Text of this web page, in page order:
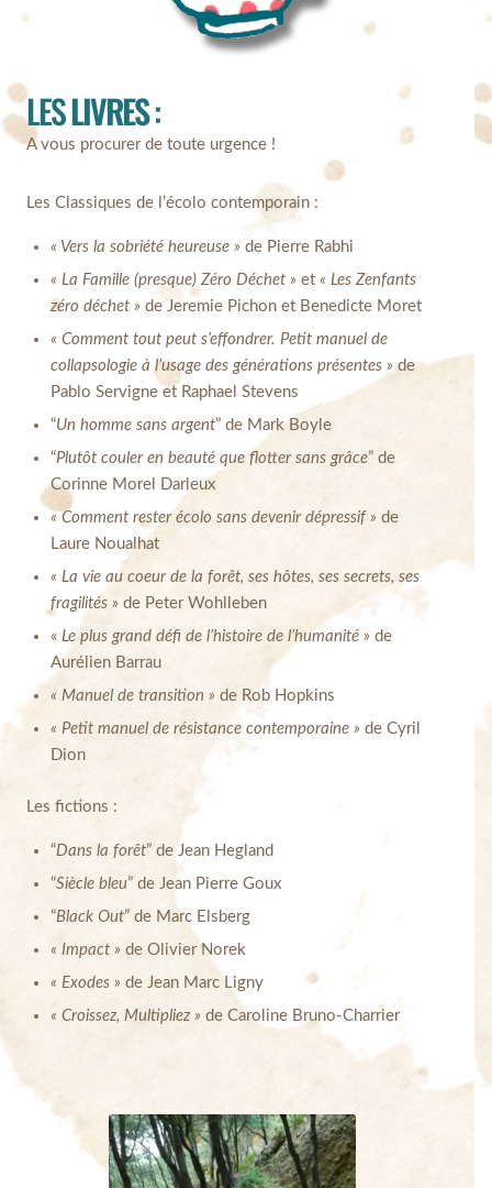
LESLIVRES:
A vous procurer de toute urgence !
Les Classiques de l’écolo contemporain :
« Vers la sobriété heureuse » de Pierre Rabhi
« La Famille (presque) Zéro Déchet » et« Les Zenfants
zéro déchet » de Jeremie Pichon et Benedicte Moret
« Comment tout peut s’effondrer. Petit manuel de
collapsologie à l’usage des générations présentes » de
Pablo Servigne et Raphael Stevens
“Un homme sans argent” de Mark Boyle
“Plutôt couler en beauté que flotter sans grâce” de
Corinne Morel Darleux
« Comment rester écolo sans devenir dépressif » de
Laure Noualhat
« La vie au coeur de la forêt, ses hôtes, ses secrets, ses
fragilités » de Peter Wohlleben
«Le plus grand défi de l’histoire de l’humanité » de
Aurélien Barrau
« Manuel de transition » de Rob Hopkins
« Petit manuel de résistance contemporaine » de Cyril
Dion
Les fictions :
“Dans la forêt” de Jean Hegland
“Siècle bleu” de Jean Pierre Goux
“Black Out” de Marc Elsberg
« Impact » de Olivier Norek
« Exodes » de Jean Marc Ligny
« Croissez, Multipliez » de Caroline Bruno-Charrier